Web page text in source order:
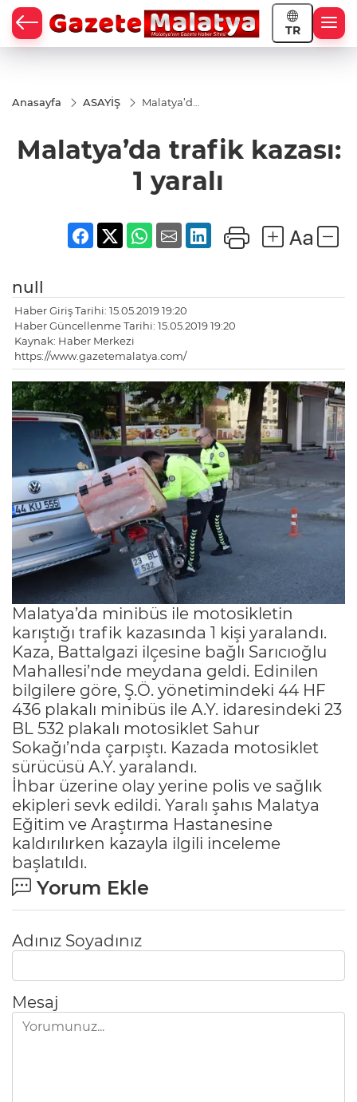
TR
Anasayfa ASAYİŞ
Malatya’da
yaralı
Malatya’da trafik kazası:
1 yaralı
null
Haber Giriş Tarihi: 15.05.2019 19:20
Haber Güncellenme Tarihi: 15.05.2019 19:20
Kaynak: Haber Merkezi
https://www.gazetemalatya.com/
Malatya’da minibüs ile motosikletin
karıştığı trafik kazasında 1 kişi yaralandı.
Kaza, Battalgazi ilçesine bağlı Sarıcıoğlu
Mahallesi’nde meydana geldi. Edinilen
bilgilere göre, Ş.Ö. yönetimindeki 44 HF
436 plakalı minibüs ile A.Y. idaresindeki 23
BL 532 plakalı motosiklet Sahur
Sokağı’nda çarpıştı. Kazada motosiklet
sürücüsü A.Y. yaralandı.
İhbar üzerine olay yerine polis ve sağlık
ekipleri sevk edildi. Yaralı şahıs Malatya
Eğitim ve Araştırma Hastanesine
kaldırılırken kazayla ilgili inceleme
başlatıldı.
Yorum Ekle
Adınız Soyadınız
Mesaj